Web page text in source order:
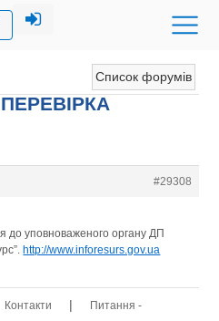
Список форумів
ПЕРЕВIРКА
#29308
до уповноваженого органу ДП
http://www.inforesurs.gov.ua
Контакти |
Питання -